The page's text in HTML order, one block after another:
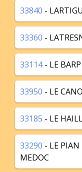
33840 -
33360 -
33114- LE BARP
33950 - LE
33185 - LE
33290 - LE PIAN
MEDOC